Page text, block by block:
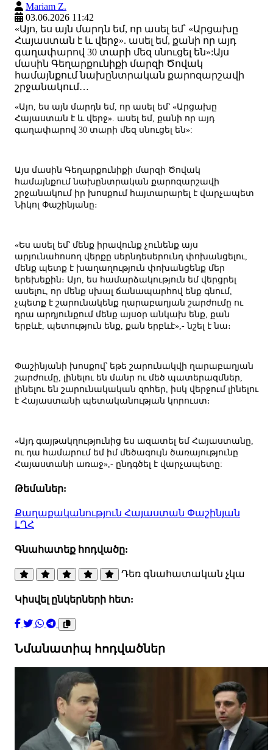
Mariam Z.
03.06.2026 11:42
«Այո, ես այն մարդն եմ, որ ասել եմ՝ «Արցախը
Հայաստան է և վերջ». ասել եմ, քանի որ այդ
գաղափարով 30 տարի մեզ սնուցել են»:Այս
մասին Գեղարքունիքի մարզի Ծովակ
համայնքում նախընտրական քարոզարշավի
շրջանակում…
«Այո, ես այն մարդն եմ, որ ասել եմ՝ «Արցախը
Հայաստան է և վերջ». ասել եմ, քանի որ այդ
գաղափարով 30 տարի մեզ սնուցել են»:
Այս մասին Գեղարքունիքի մարզի Ծովակ
համայնքում նախընտրական քարոզարշավի
շրջանակում իր խոսքում հայտարարել է վարչապետ
Նիկոլ Փաշինյանը։
«Ես ասել եմ՝ մենք իրավունք չունենք այս
արյունահոսող վերքը սերնդեսերունդ փոխանցելու,
մենք պետք է խաղաղություն փոխանցենք մեր
երեխեքին։ Այո, ես համարձակություն եմ վերցրել
ասելու, որ մենք սխալ ճանապարհով ենք գնում,
չպետք է շարունակենք ղարաբաղյան շարժումը ու
դրա արդյունքում մենք այսօր անկախ ենք, քան
երբևէ, պետություն ենք, քան երբևէ»,- նշել է նա։
Փաշինյանի խոսքով՝ եթե շարունակվի ղարաբաղյան
շարժումը, լինելու են մանր ու մեծ պատերազմներ,
լինելու են շարունակական զոհեր, իսկ վերջում լինելու
է Հայաստանի պետականության կորուստ։
«Այդ գայթակղությունից ես ազատել եմ Հայաստանը,
ու դա համարում եմ իմ մեծագույն ծառայությունը
Հայաստանի առաջ»,- ընդգծել է վարչապետը:
Թեմաներ:
Քաղաքականություն Հայաստան Փաշինյան
ԼՂՀ
Գնահատեք հոդվածը:
Դեռ գնահատական չկա
Կիսվել ընկերների հետ:
Նմանատիպ հոդվածներ